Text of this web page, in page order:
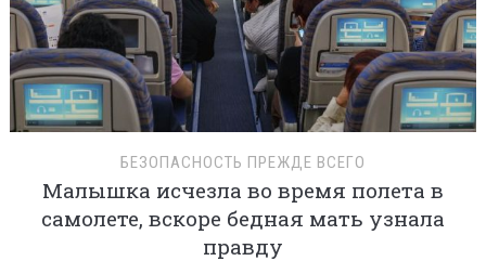
БЕЗОПАСНОСТЬ ПРЕЖДЕ ВСЕГО
Малышка исчезла во время полета в
самолете, вскоре бедная мать узнала
правду